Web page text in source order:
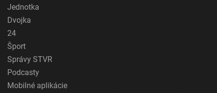
Jednotka
Dvojka
24
Šport
Správy STVR
Podcasty
Mobilné aplikácie